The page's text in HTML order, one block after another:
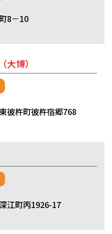
8－10
博）
彼杵町彼杵宿郷768
江町丙1926-17